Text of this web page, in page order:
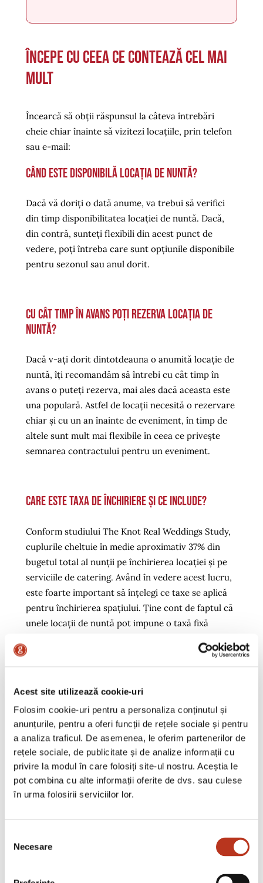
Acest site utilizează cookie-uri
Folosim cookie-uri pentru a personaliza conținutul și
anunțurile, pentru a oferi funcții de rețele sociale și pentru
a analiza traficul. De asemenea, le oferim partenerilor de
rețele sociale, de publicitate și de analize informații cu
privire la modul în care folosiți site-ul nostru. Aceștia le
pot combina cu alte informații oferite de dvs. sau culese
în urma folosirii serviciilor lor.
consimțământului
Necesare
Începe cu ceea ce contează cel mai
mult
Încearcă să obții răspunsul la câteva întrebări
cheie chiar înainte să vizitezi locațiile, prin telefon
sau e-mail:
Când este disponibilă locația de nuntă?
Dacă vă doriți o dată anume, va trebui să verifici
din timp disponibilitatea locației de nuntă. Dacă,
din contră, sunteți flexibili din acest punct de
vedere, poți întreba care sunt opțiunile disponibile
pentru sezonul sau anul dorit.
Cu cât timp în avans poți rezerva locația de
nuntă?
Dacă v-ați dorit dintotdeauna o anumită locație de
nuntă, îți recomandăm să întrebi cu cât timp în
avans o puteți rezerva, mai ales dacă aceasta este
una populară. Astfel de locații necesită o rezervare
chiar și cu un an înainte de eveniment, în timp de
altele sunt mult mai flexibile în ceea ce privește
semnarea contractului pentru un eveniment.
Care este taxa de închiriere și ce include?
Conform studiului The Knot Real Weddings Study,
cuplurile cheltuie în medie aproximativ 37% din
bugetul total al nunții pe închirierea locației și pe
serviciile de catering. Având în vedere acest lucru,
este foarte important să înțelegi ce taxe se aplică
pentru închirierea spațiului. Ține cont de faptul că
unele locații de nuntă pot impune o taxă fixă
băutură ș.a. Dacă întregul cost al locației îl
total al evenimentului.
Care este capacitatea maximă a sălii?
Capacitatea locației de nuntă este direct legată de
persoane, iar lista voastră de invitați se apropie de
200 sau dacă îți dorești un ring mare de dans, iar